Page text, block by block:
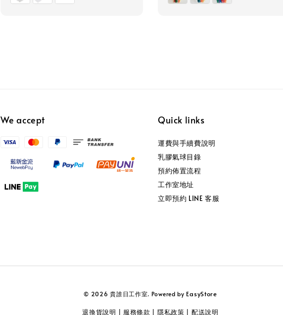
We accept Quick links
運費與手續費說明
乳膠氣球目錄
預約佈置流程
工作室地址
立即預約 LINE 客服
© 2026 貴誰日工作室. Powered by EasyStore
退換貨說明 服務條款 隱私政策 配送說明